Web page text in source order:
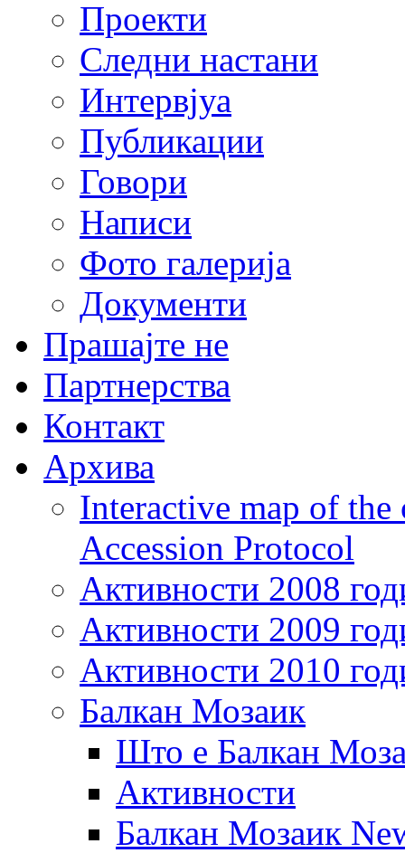
Проекти
Следни настани
Интервјуа
Публикации
Говори
Написи
Фото галерија
Документи
Прашајте не
Партнерства
Контакт
Архива
Interactive map of
Accession Protocol
Активности 2008
Активности 2009
Активности 2010
Балкан Мозаик
Што е Балкан
Активности
Балкан Мозаик